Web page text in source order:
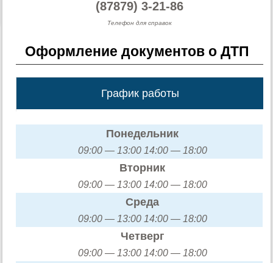
(87879) 3-21-86
Телефон для справок
Оформление документов о ДТП
График работы
Понедельник
09:00 — 13:00 14:00 — 18:00
Вторник
09:00 — 13:00 14:00 — 18:00
Среда
09:00 — 13:00 14:00 — 18:00
Четверг
09:00 — 13:00 14:00 — 18:00